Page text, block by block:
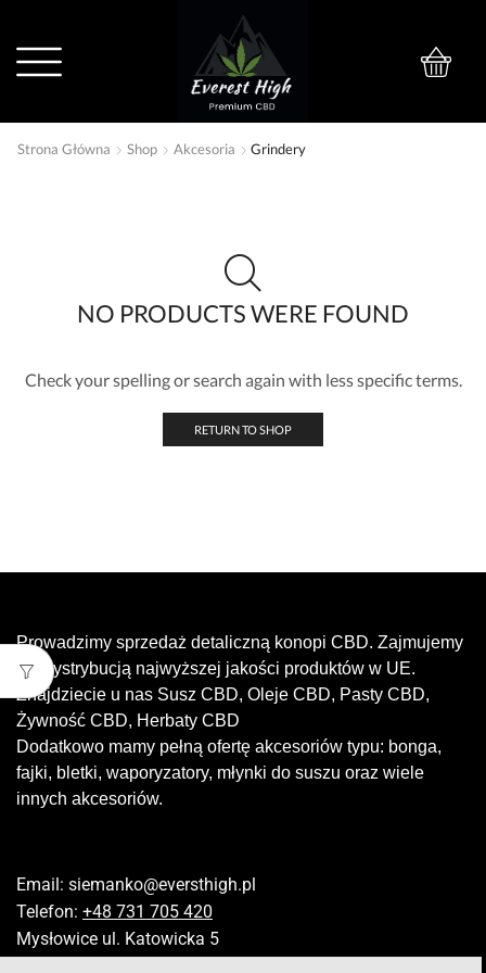
Strona Główna Shop Akcesoria Grindery
NO PRODUCTS WERE FOUND
Check your spelling or search again with less specific terms.
RETURN TO SHOP
Prowadzimy sprzedaż detaliczną konopi CBD. Zajmujemy
się dystrybucją najwyższej jakości produktów w UE.
Znajdziecie u nas Susz CBD, Oleje CBD, Pasty CBD,
Żywność CBD, Herbaty CBD
Dodatkowo mamy pełną ofertę akcesoriów typu: bonga,
fajki, bletki, waporyzatory, młynki do suszu oraz wiele
innych akcesoriów.
Email: siemanko@eversthigh.pl
Telefon: +48 731 705 420
Mysłowice ul. Katowicka 5